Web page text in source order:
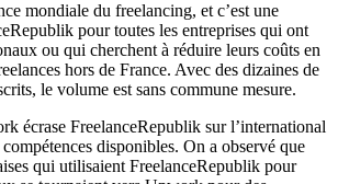
mondiale du freelancing, et c’est une
pour toutes les entreprises qui ont
ou qui cherchent à réduire leurs coûts en
hors de France. Avec des dizaines de
le volume est sans commune mesure.
écrase FreelanceRepublik sur l’international
disponibles. On a observé que
qui utilisaient FreelanceRepublik pour